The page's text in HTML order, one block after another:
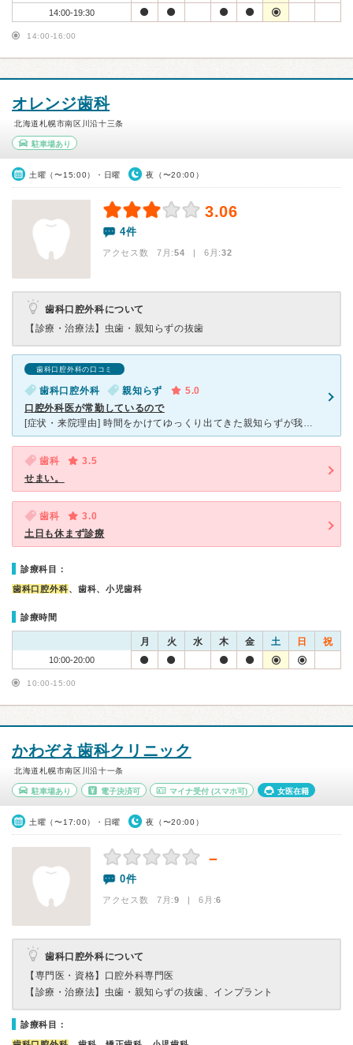
14:00-19:30
14:00-16:00
オレンジ歯科
北海道札幌市南区川沿十三条
駐車場あり
土曜（〜15:00）・日曜 夜（〜20:00）
3.06
4件
アクセス数 7月:54 | 6月:32
歯科口腔外科について
【診療・治療法】 虫歯・親知らずの抜歯
歯科口腔外科の口コミ
歯科口腔外科 親知らず
5.0
口腔外科医が常勤しているので
[症状・来院理由] 時間をかけてゆっくり出てきた親知らずが我慢できないほど痛くなり、 口腔外科医が常勤している・術後のケアのことも考え こちらに通わせていただくことになりました。 [医師の
歯科
3.5
せまい。
歯科
3.0
土日も休まず診療
診療科目：
歯科口腔外科、歯科、小児歯科
診療時間
月 火 水 木 金 土 日 祝
10:00-20:00
10:00-15:00
かわぞえ歯科クリニック
北海道札幌市南区川沿十一条
駐車場あり 電子決済可 マイナ受付 (スマホ可) 女医在籍
土曜（〜17:00）・日曜 夜（〜20:00）
－
0件
アクセス数 7月:9 | 6月:6
歯科口腔外科について
【専門医・資格】 口腔外科専門医
【診療・治療法】 虫歯・親知らずの抜歯、インプラント
診療科目：